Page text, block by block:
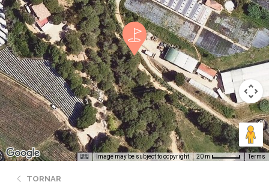
Image may be subject to copyright 20 m Terms
TORNAR